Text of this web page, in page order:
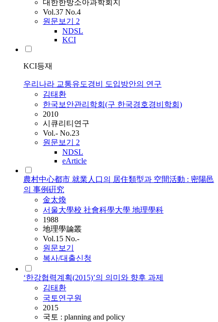
대한한방소아과학회지
Vol.37 No.4
원문보기 2
NDSL
KCI
KCI등재
우리나라 교통유도경비 도입방안의 연구
김태환
한국보안관리학회(구 한국경호경비학회)
2010
시큐리티연구
Vol.- No.23
원문보기 2
NDSL
eArticle
農村中心都市 就業人口의 居住類型과 空間活動 : 密陽邑
의 事例硏究
金太煥
서울大學校 社會科學大學 地理學科
1988
地理學論叢
Vol.15 No.-
원문보기
복사/대출신청
‘한강협력계획(2015)’의 의미와 향후 과제
김태환
국토연구원
2015
국토 : planning and policy